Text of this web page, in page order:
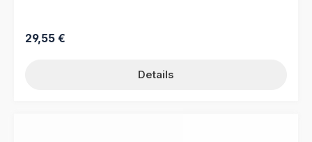
Regulärer Preis:
29,55 €
Details